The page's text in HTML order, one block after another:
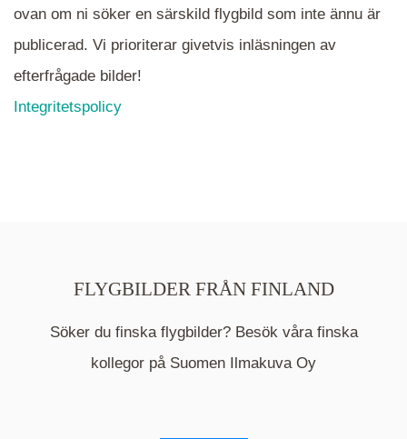
Mappen är en medelpunkt över fotat område och
kommer nu visa de fastigheter som finns just här.
ovan om ni söker en särskild flygbild som inte ännu är
publicerad. Vi prioriterar givetvis inläsningen av
efterfrågade bilder!
Integritetspolicy
FLYGBILDER FRÅN FINLAND
Söker du finska flygbilder? Besök våra finska
kollegor på Suomen Ilmakuva Oy